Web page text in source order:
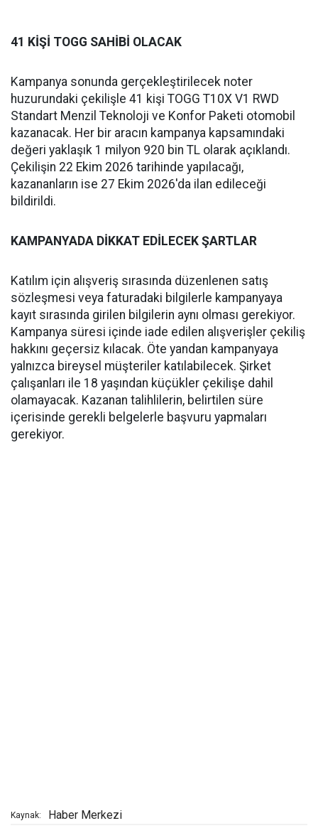
41 KİŞİ TOGG SAHİBİ OLACAK
Kampanya sonunda gerçekleştirilecek noter
huzurundaki çekilişle 41 kişi TOGG T10X V1 RWD
Standart Menzil Teknoloji ve Konfor Paketi otomobil
kazanacak. Her bir aracın kampanya kapsamındaki
değeri yaklaşık 1 milyon 920 bin TL olarak açıklandı.
Çekilişin 22 Ekim 2026 tarihinde yapılacağı,
kazananların ise 27 Ekim 2026'da ilan edileceği
bildirildi.
KAMPANYADA DİKKAT EDİLECEK ŞARTLAR
Katılım için alışveriş sırasında düzenlenen satış
sözleşmesi veya faturadaki bilgilerle kampanyaya
kayıt sırasında girilen bilgilerin aynı olması gerekiyor.
Kampanya süresi içinde iade edilen alışverişler çekiliş
hakkını geçersiz kılacak. Öte yandan kampanyaya
yalnızca bireysel müşteriler katılabilecek. Şirket
çalışanları ile 18 yaşından küçükler çekilişe dahil
olamayacak. Kazanan talihlilerin, belirtilen süre
içerisinde gerekli belgelerle başvuru yapmaları
gerekiyor.
Kaynak: Haber Merkezi